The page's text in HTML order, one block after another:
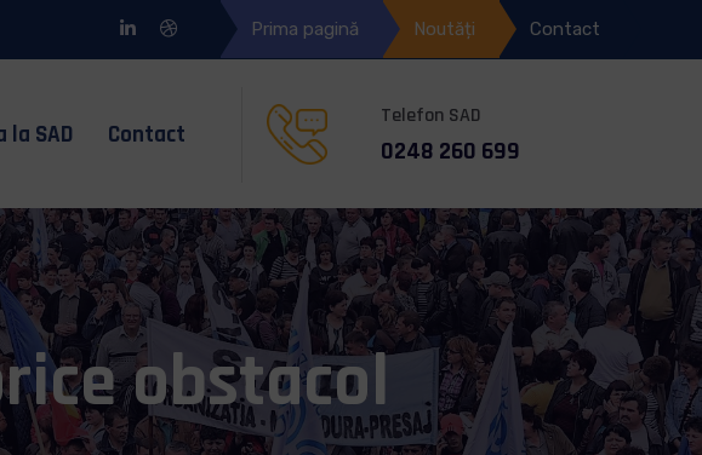
Prima pagină Noutăți Contact
la SAD Contact
Telefon SAD
‎0248 260 699
obstacol